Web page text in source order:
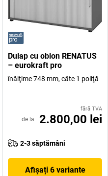
Dulap cu oblon RENATUS
– eurokraft pro
înălţime 748 mm, câte 1 poliţă
fără TVA
de la 2.800,00 lei
2-3 săptămâni
Afișați 6 variante